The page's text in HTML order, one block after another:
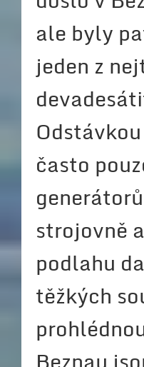
ale byly
jeden z
často
strojovně
podlahu
těžkých